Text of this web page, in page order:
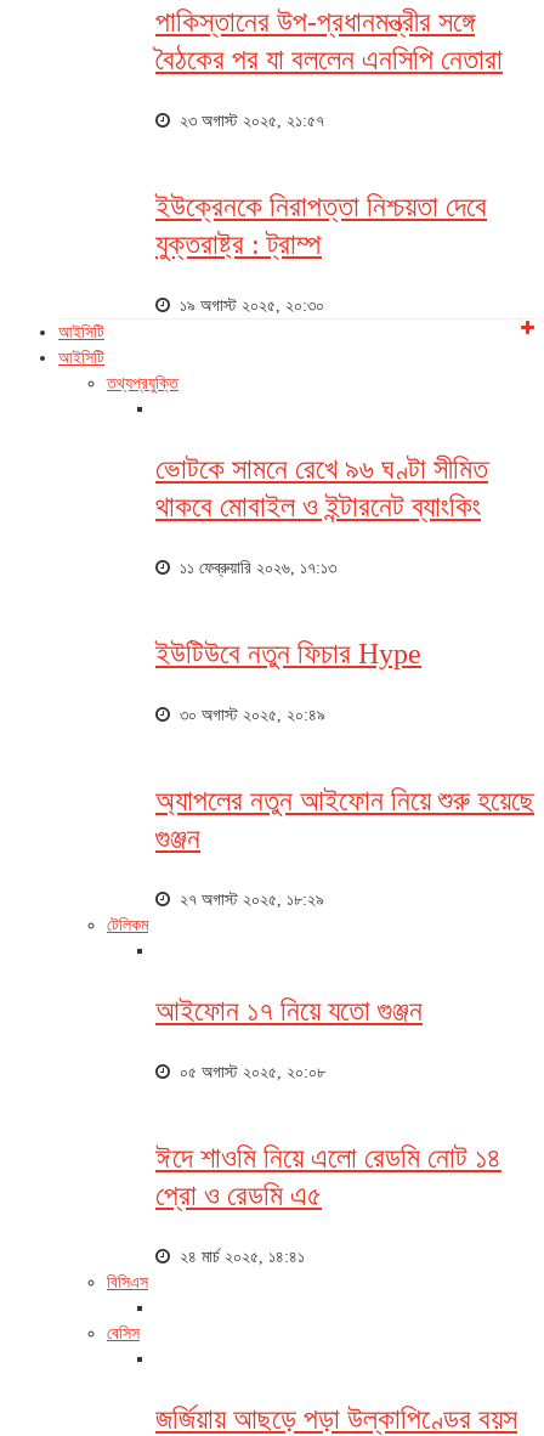
পাকিস্তানের উপ-প্রধানমন্ত্রীর সঙ্গে
বৈঠকের পর যা বললেন এনসিপি নেতারা
২৩ অগাস্ট ২০২৫, ২১:৫৭
ইউক্রেনকে নিরাপত্তা নিশ্চয়তা দেবে
যুক্তরাষ্ট্র : ট্রাম্প
১৯ অগাস্ট ২০২৫, ২০:৩০
আইসিটি
আইসিটি
তথ্যপ্রযুক্তি
ভোটকে সামনে রেখে ৯৬ ঘণ্টা সীমিত
থাকবে মোবাইল ও ইন্টারনেট ব্যাংকিং
১১ ফেব্রুয়ারি ২০২৬, ১৭:১৩
ইউটিউবে নতুন ফিচার Hype
৩০ অগাস্ট ২০২৫, ২০:৪৯
অ্যাপলের নতুন আইফোন নিয়ে শুরু হয়েছে
গুঞ্জন
২৭ অগাস্ট ২০২৫, ১৮:২৯
টেলিকম
আইফোন ১৭ নিয়ে যতো গুঞ্জন
০৫ অগাস্ট ২০২৫, ২০:০৮
ঈদে শাওমি নিয়ে এলো রেডমি নোট ১৪
প্রো ও রেডমি এ৫
২৪ মার্চ ২০২৫, ১৪:৪১
বিসিএস
বেসিস
জর্জিয়ায় আছড়ে পড়া উল্কাপিণ্ডের বয়স